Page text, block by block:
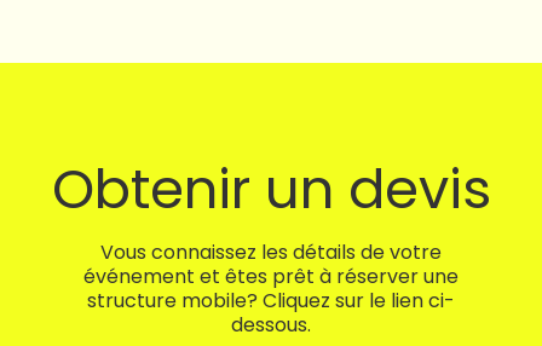
Obtenir un devis
Vous connaissez les détails de votre
événement et êtes prêt à réserver une
structure mobile? Cliquez sur le lien ci-
dessous.